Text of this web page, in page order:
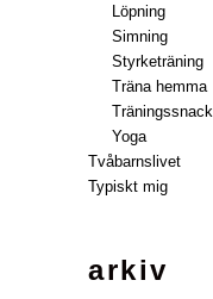
Löpning
Simning
Styrketräning
Träna hemma
Träningssnack
Yoga
Tvåbarnslivet
Typiskt mig
arkiv